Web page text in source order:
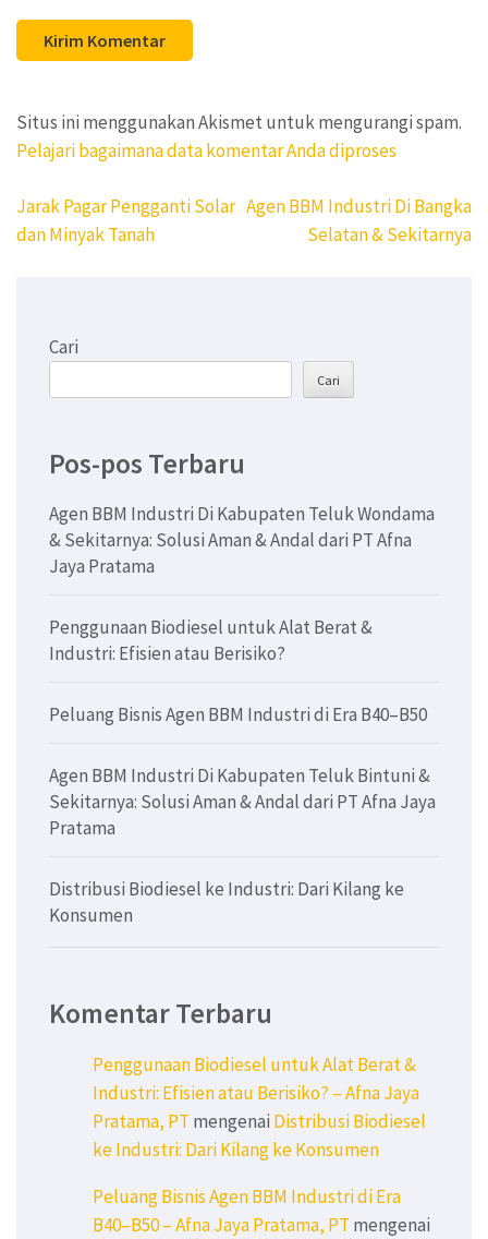
Situs ini menggunakan Akismet untuk mengurangi spam.
Pelajari bagaimana data komentar Anda diproses
Navigasi
pos
Jarak Pagar Pengganti Solar
dan Minyak Tanah
Agen BBM Industri Di Bangka
Selatan & Sekitarnya
Cari
Cari
Pos-pos Terbaru
Agen BBM Industri Di Kabupaten Teluk Wondama
& Sekitarnya: Solusi Aman & Andal dari PT Afna
Jaya Pratama
Penggunaan Biodiesel untuk Alat Berat &
Industri: Efisien atau Berisiko?
Peluang Bisnis Agen BBM Industri di Era B40–B50
Agen BBM Industri Di Kabupaten Teluk Bintuni &
Sekitarnya: Solusi Aman & Andal dari PT Afna Jaya
Pratama
Distribusi Biodiesel ke Industri: Dari Kilang ke
Konsumen
Komentar Terbaru
Penggunaan Biodiesel untuk Alat Berat &
Industri: Efisien atau Berisiko? – Afna Jaya
Pratama, PT mengenai Distribusi Biodiesel
ke Industri: Dari Kilang ke Konsumen
Peluang Bisnis Agen BBM Industri di Era
B40–B50 – Afna Jaya Pratama, PT mengenai